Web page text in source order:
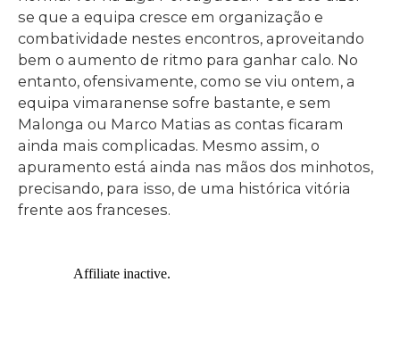
se que a equipa cresce em organização e
combatividade nestes encontros, aproveitando
bem o aumento de ritmo para ganhar calo. No
entanto, ofensivamente, como se viu ontem, a
equipa vimaranense sofre bastante, e sem
Malonga ou Marco Matias as contas ficaram
ainda mais complicadas. Mesmo assim, o
apuramento está ainda nas mãos dos minhotos,
precisando, para isso, de uma histórica vitória
frente aos franceses.